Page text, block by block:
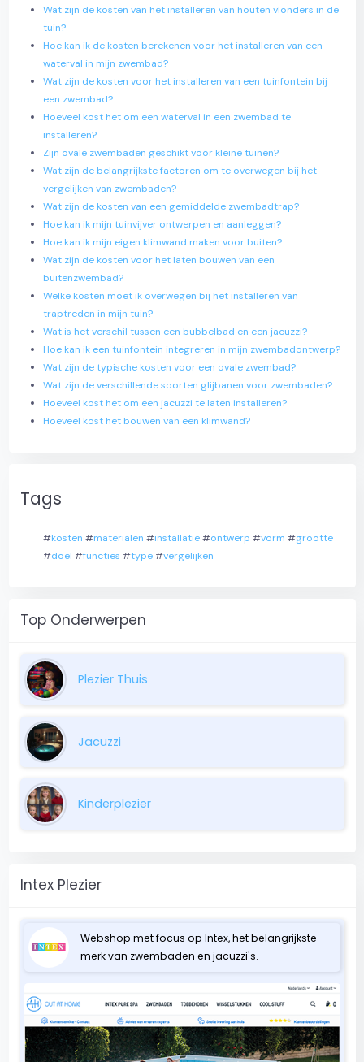
Wat zijn de kosten van het installeren van houten vlonders in de
tuin?
Hoe kan ik de kosten berekenen voor het installeren van een
waterval in mijn zwembad?
Wat zijn de kosten voor het installeren van een tuinfontein bij
een zwembad?
Hoeveel kost het om een waterval in een zwembad te
installeren?
Zijn ovale zwembaden geschikt voor kleine tuinen?
Wat zijn de belangrijkste factoren om te overwegen bij het
vergelijken van zwembaden?
Wat zijn de kosten van een gemiddelde zwembadtrap?
Hoe kan ik mijn tuinvijver ontwerpen en aanleggen?
Hoe kan ik mijn eigen klimwand maken voor buiten?
Wat zijn de kosten voor het laten bouwen van een
buitenzwembad?
Welke kosten moet ik overwegen bij het installeren van
traptreden in mijn tuin?
Wat is het verschil tussen een bubbelbad en een jacuzzi?
Hoe kan ik een tuinfontein integreren in mijn zwembadontwerp?
Wat zijn de typische kosten voor een ovale zwembad?
Wat zijn de verschillende soorten glijbanen voor zwembaden?
Hoeveel kost het om een jacuzzi te laten installeren?
Hoeveel kost het bouwen van een klimwand?
Tags
#kosten #materialen #installatie#ontwerp #vorm #grootte
#doel #functies #type#vergelijken
Top Onderwerpen
Plezier Thuis
Jacuzzi
Kinderplezier
Intex Plezier
Webshop met focus op Intex, het belangrijkste
merk van zwembaden en jacuzzi's.